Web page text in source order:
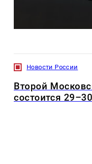
Новости России
Второй
состоится